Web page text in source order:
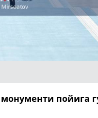
стратегияси
пойига